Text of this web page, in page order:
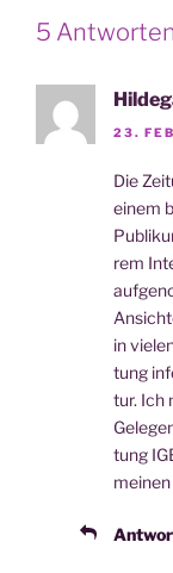
5 Antworten
23.
Die
einem
rem
in
tung
tur. Ich
tung